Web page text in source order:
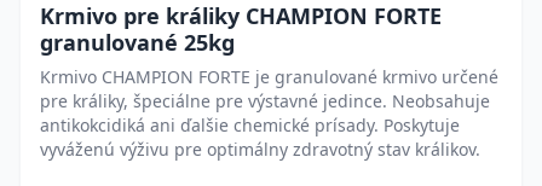
Krmivo pre králiky CHAMPION FORTE
granulované 25kg
Krmivo CHAMPION FORTE je granulované krmivo určené
pre králiky, špeciálne pre výstavné jedince. Neobsahuje
antikokcidiká ani ďalšie chemické prísady. Poskytuje
vyváženú výživu pre optimálny zdravotný stav králikov.